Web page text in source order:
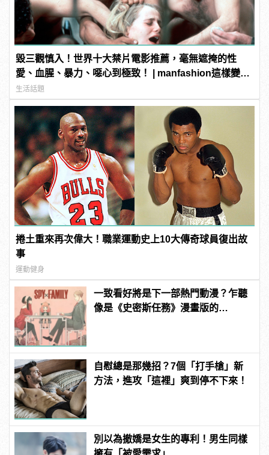
毀三觀慎入！世界十大禁片電影推薦，毫無遮掩的性
愛、血腥、暴力、噁心到極致！ | manfashion這樣變型
男
生活話題
捲土重來再次偉大！職業運動史上10大傳奇球員復出故
事
運動健身
一致看好將是下一部熱門動漫？乍聽
像是《史密斯任務》漫畫版的
自慰總是那幾招？7個「打手槍」新
方法，進攻「這裡」爽到停不下來！
別以為撤嬌是女生的專利！男生同樣